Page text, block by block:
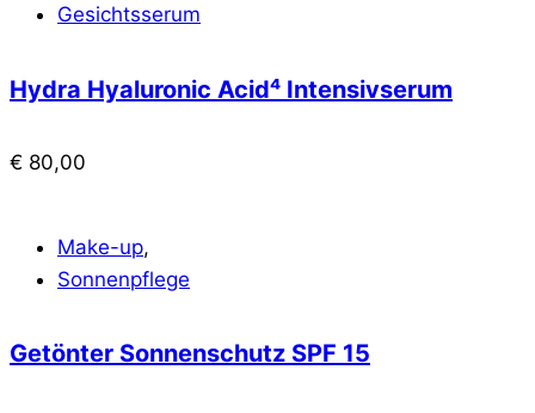
Gesichtsserum
Hydra Hyaluronic Acid⁴ Intensivserum
€ 80,00
Make-up,
Sonnenpflege
Getönter Sonnenschutz SPF 15